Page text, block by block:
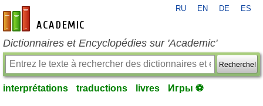
fr-academic.com
RU EN DE ES
Dictionnaires et Encyclopédies sur 'Academic'
Recherche!
interprétations traductions livres Игры ⚽